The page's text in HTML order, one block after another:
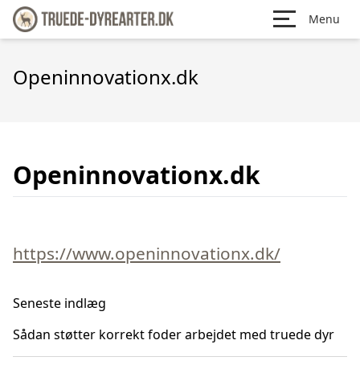
Menu
Openinnovationx.dk
Openinnovationx.dk
https://www.openinnovationx.dk/
Seneste indlæg
Sådan støtter korrekt foder arbejdet med truede dyr